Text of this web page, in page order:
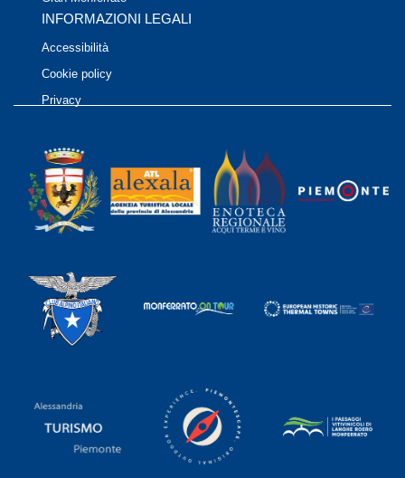
INFORMAZIONI LEGALI
Accessibilità
Cookie policy
Privacy